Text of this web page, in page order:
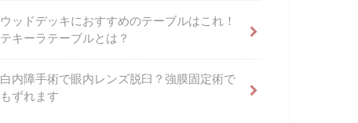
ウッドデッキにおすすめのテーブルはこれ！
テキーラテーブルとは？
白内障手術で眼内レンズ脱臼？強膜固定術で
もずれます